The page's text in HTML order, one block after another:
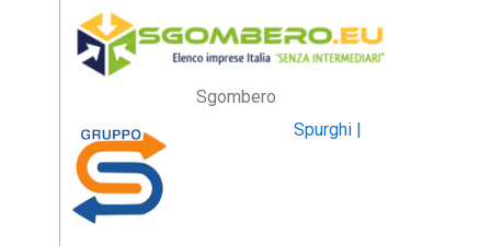
Sgombero
Spurghi |